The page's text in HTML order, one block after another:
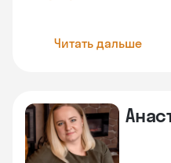
Читать дальше